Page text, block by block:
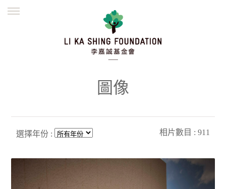
繁體
圖像
選擇年份 : 相片數目 : 911